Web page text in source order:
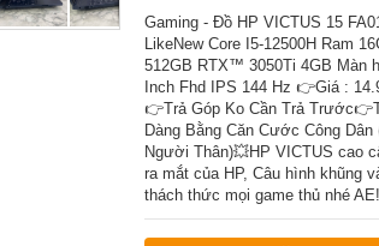
Gaming - Đồ HP VICTUS 15
LikeNew Core I5-12500H Ram
512GB RTX™ 3050Ti 4GB Màn
Inch Fhd IPS 144 Hz 👉Giá :
👉Trả Góp Ko Cần Trả
Dàng Bằng Căn Cước Công Dân
Người Thân)💥HP VICTUS cao
ra mắt của HP, Câu hình khũng
thách thức mọi game thủ nhé AE!